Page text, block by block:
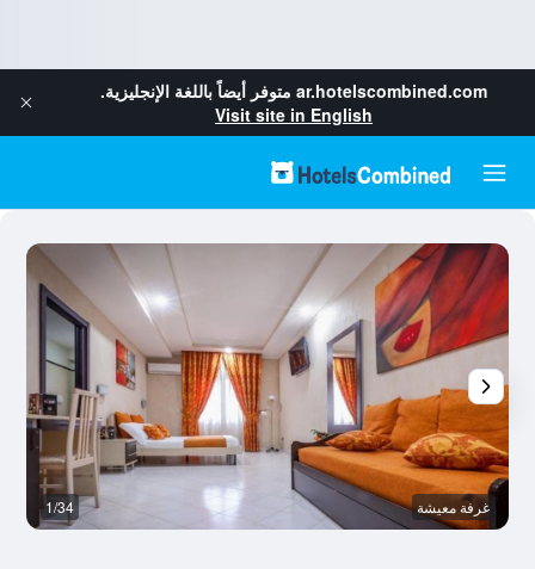
ar.hotelscombined.com متوفر أيضاً باللغة الإنجليزية.
Visit site in English
غرفة معيشة 1/34